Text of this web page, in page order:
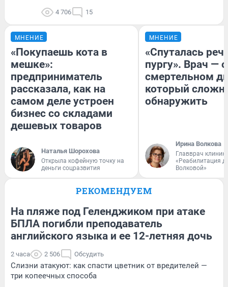
4 706 15
МНЕНИЕ
«Покупаешь кота в
мешке»:
предприниматель
рассказала, как на
самом деле устроен
бизнес со складами
дешевых товаров
Наталья Шорохова
Открыла кофейную точку на
деньги соцразвития
МНЕНИЕ
«Спуталась
пургу». Врач — о
смертельном
который
обнаружить
Ирина Волкова
Главврач
«Реабилитация
Волковой»
РЕКОМЕНДУЕМ
На пляже под Геленджиком при атаке
БПЛА погибли преподаватель
английского языка и ее 12-летняя дочь
2 часа 2 506 Обсудить
Слизни атакуют: как спасти цветник от вредителей —
три копеечных способа